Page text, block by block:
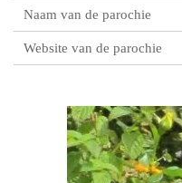
Naam van de parochie
Website van de parochie